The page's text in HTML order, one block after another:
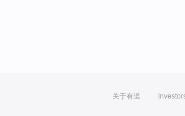
关于有道